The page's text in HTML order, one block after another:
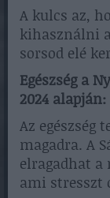
A kulcs az,
kihasználni
sorsod elé
Egészség a
2024 alapján:
Az egészség
magadra. A
elragadhat a
ami stresszt